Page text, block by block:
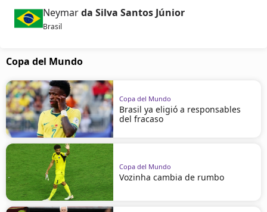
Neymarda Silva Santos Júnior
Brasil
Copa del Mundo
Copa del Mundo
Brasil ya eligió a responsables
del fracaso
Copa del Mundo
Vozinha cambia de rumbo